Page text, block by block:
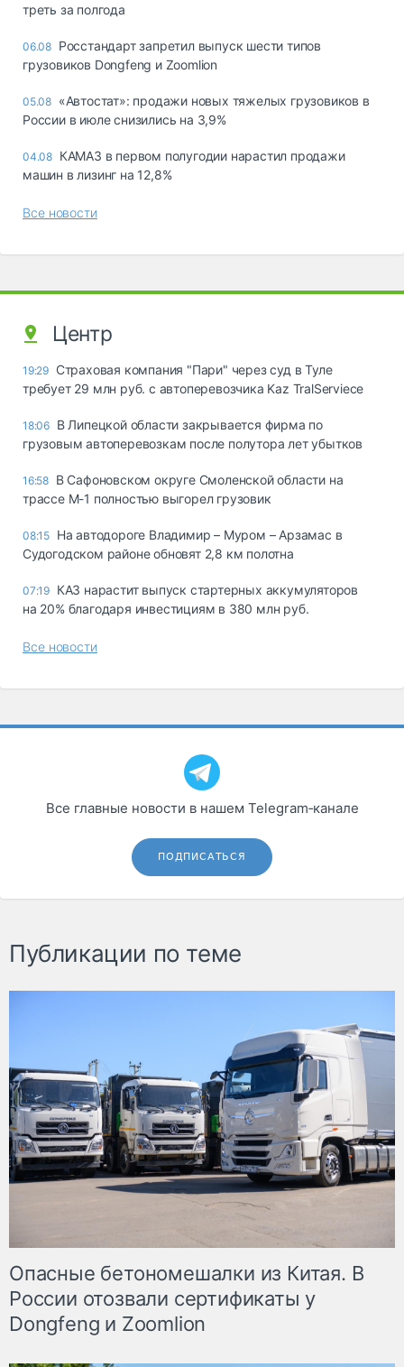
треть за полгода
06.08 Росстандарт запретил выпуск шести типов
грузовиков Dongfeng и Zoomlion
05.08 «Автостат»: продажи новых тяжелых грузовиков в
России в июле снизились на 3,9%
04.08 КАМАЗ в первом полугодии нарастил продажи
машин в лизинг на 12,8%
Все новости
Центр
19:29 Страховая компания "Пари" через суд в Туле
требует 29 млн руб. с автоперевозчика Kaz TralServiece
18:06 В Липецкой области закрывается фирма по
грузовым автоперевозкам после полутора лет убытков
16:58 В Сафоновском округе Смоленской области на
трассе М-1 полностью выгорел грузовик
08:15 На автодороге Владимир – Муром – Арзамас в
Судогодском районе обновят 2,8 км полотна
07:19 КАЗ нарастит выпуск стартерных аккумуляторов
на 20% благодаря инвестициям в 380 млн руб.
Все новости
Все главные новости в нашем Telegram‑канале
ПОДПИСАТЬСЯ
Публикации по теме
Опасные бетономешалки из Китая. В
России отозвали сертификаты у
Dongfeng и Zoomlion